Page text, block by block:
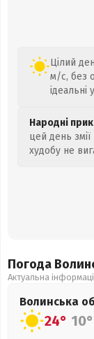
Цілий
м/с, без
ідеальні
Народні
цей день
худобу не
Погода
Актуальна
Волинська
24° 10°